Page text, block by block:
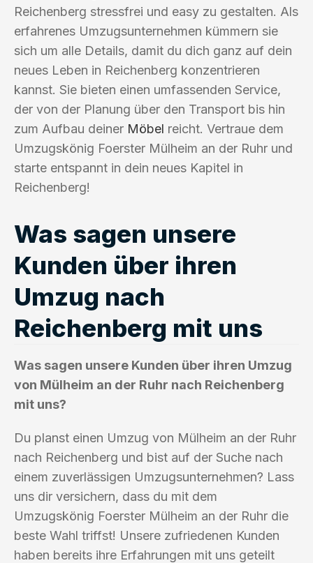
Reichenberg stressfrei und easy zu gestalten. Als
erfahrenes Umzugsunternehmen kümmern sie
sich um alle Details, damit du dich ganz auf dein
neues Leben in Reichenberg konzentrieren
kannst. Sie bieten einen umfassenden Service,
der von der Planung über den Transport bis hin
zum Aufbau deiner Möbel reicht. Vertraue dem
Umzugskönig Foerster Mülheim an der Ruhr und
starte entspannt in dein neues Kapitel in
Reichenberg!
Was sagen unsere
Kunden über ihren
Umzug nach
Reichenberg mit uns
Was sagen unsere Kunden über ihren Umzug
von Mülheim an der Ruhr nach Reichenberg
mit uns?
Du planst einen Umzug von Mülheim an der Ruhr
nach Reichenberg und bist auf der Suche nach
einem zuverlässigen Umzugsunternehmen? Lass
uns dir versichern, dass du mit dem
Umzugskönig Foerster Mülheim an der Ruhr die
beste Wahl triffst! Unsere zufriedenen Kunden
haben bereits ihre Erfahrungen mit uns geteilt